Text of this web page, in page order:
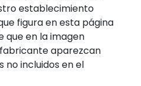
establecimiento
figura en esta página
que en la imagen
aparezcan
incluidos en el